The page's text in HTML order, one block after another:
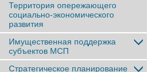
Территория опережающего
социально-экономического
развития
Имущественная поддержка
субъектов МСП
Стратегическое планирование